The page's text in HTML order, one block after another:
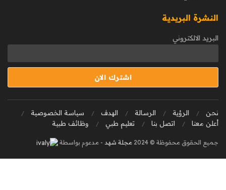
النشرة البريدية
البريد الالكتروني
نحن الرؤية الرسالة الهدف
سياسة الخصوصية
أعلن معنا
اتصل بنا تعليم طبي وظائف طبية
جميع الحقوق محفوظة © 2024 مجلة شهد - مدعوم بواسطة